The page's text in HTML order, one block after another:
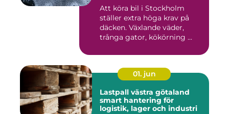
Att köra bil i Stockholm
ställer extra höga krav på
däcken. Växlande väder,
trånga gator, kökörning ...
01. jun
Lastpall västra götaland
smart hantering för
logistik, lager och industri